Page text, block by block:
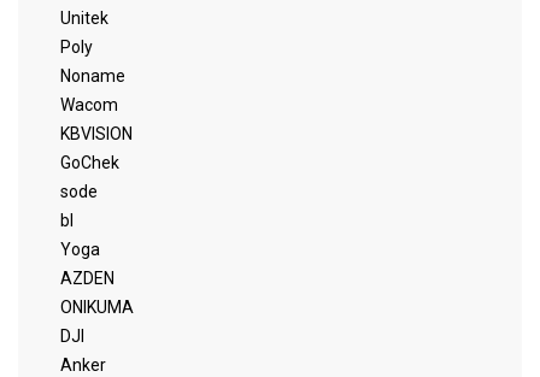
Unitek
Poly
Noname
Wacom
KBVISION
GoChek
sode
bl
Yoga
AZDEN
ONIKUMA
DJI
Anker